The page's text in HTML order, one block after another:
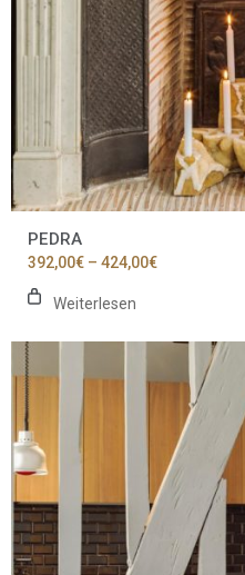
PEDRA
392,00€ – 424,00€Preisspanne:
Weiterlesen